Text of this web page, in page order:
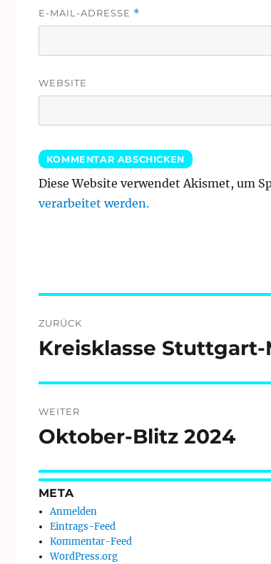
E-MAIL-ADRESSE *
WEBSITE
Diese Website verwendet Akismet, um
verarbeitet werden.
ZURÜCK
Vorheriger
Kreisklasse
WEITER
Nächster
Oktober-Blitz 2024
META
Anmelden
Eintrags-Feed
Kommentar-Feed
WordPress.org